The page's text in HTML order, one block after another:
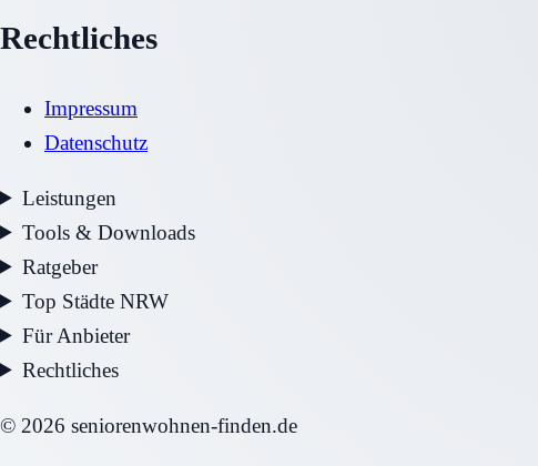
Rechtliches
Impressum
Datenschutz
Leistungen
Tools & Downloads
Ratgeber
Top Städte NRW
Für Anbieter
Rechtliches
© 2026 seniorenwohnen-finden.de